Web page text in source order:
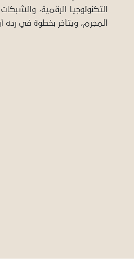
التكنولوجيا الرقمية،
المجرم، ويتأخر بخطوة في